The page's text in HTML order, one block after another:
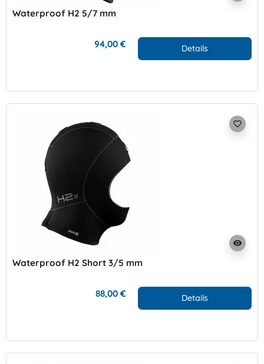
Waterproof H2 5/7 mm
94,00 € Details
visibility
favorite_border
Waterproof H2 Short 3/5 mm
88,00 € Details